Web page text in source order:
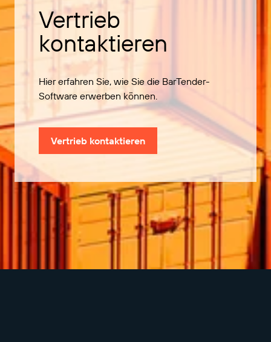
Vertrieb
kontaktieren
Hier erfahren Sie, wie Sie die BarTender-
Software erwerben können.
Vertrieb kontaktieren